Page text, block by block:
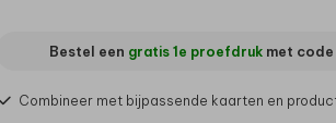
Bestel een gratis 1e proefdrukmet code
Combineer met bijpassende kaarten en